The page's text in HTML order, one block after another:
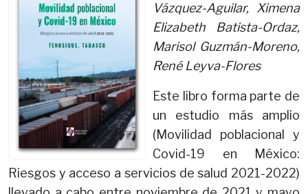
Vázquez-Aguilar, Ximena
Elizabeth Batista-Ordaz,
Marisol Guzmán-Moreno,
René Leyva-Flores
Este libro forma parte de
un estudio más amplio
(Movilidad poblacional y
Covid-19 en México:
Riesgos y acceso a servicios de salud 2021-2022)